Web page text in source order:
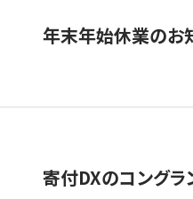
年末年始休業のお
寄付DXのコングラ